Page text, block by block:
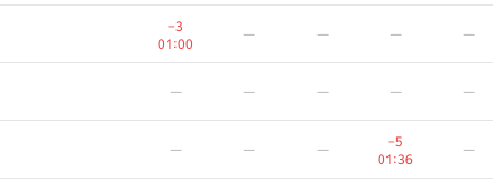
−3
01:00
— — — —
— — — — —
— — —
−5
01:36
—
−1
00:35
01:18
—